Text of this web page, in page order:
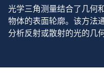
光学三角测量结合了几何
物体的表面轮廓。该方法
分析反射或散射的光的几